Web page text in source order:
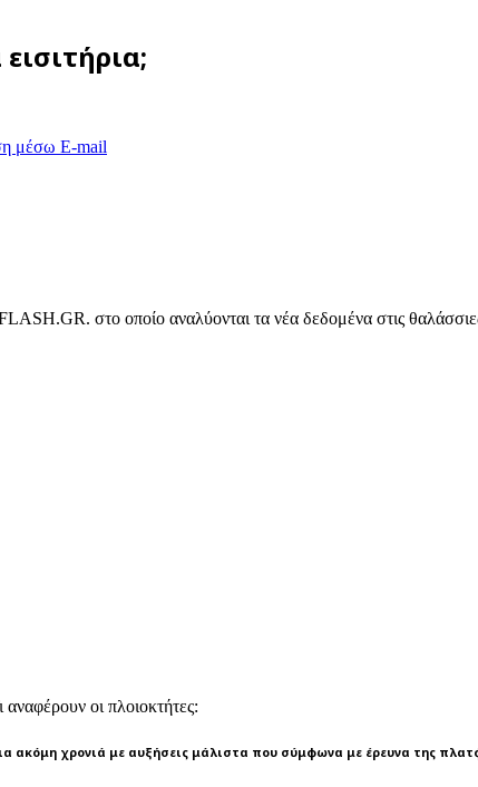
μέσω E-mail
στο οποίο αναλύονται τα νέα δεδομένα στις
αναφέρουν οι πλοιοκτήτες:
ακόμη χρονιά με αυξήσεις μάλιστα που σύμφωνα με έρευνα της